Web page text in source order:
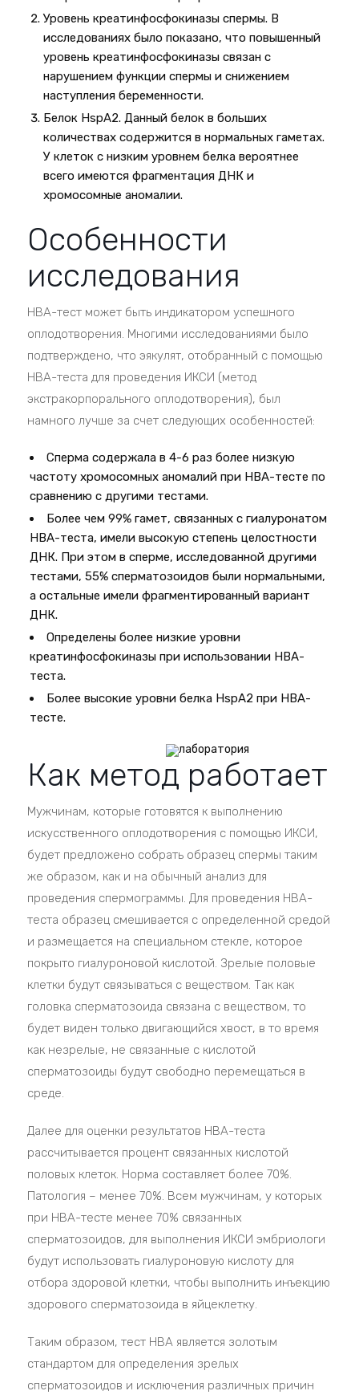
Уровень креатинфосфокиназы спермы. В
исследованиях было показано, что повышенный
уровень креатинфосфокиназы связан с
нарушением функции спермы и снижением
наступления беременности.
Белок HspA2. Данный белок в больших
количествах содержится в нормальных гаметах.
У клеток с низким уровнем белка вероятнее
всего имеются фрагментация ДНК и
хромосомные аномалии.
Особенности
исследования
HBA-тест может быть индикатором успешного
оплодотворения. Многими исследованиями было
подтверждено, что эякулят, отобранный с помощью
HBA-теста для проведения ИКСИ (метод
экстракорпорального оплодотворения), был
намного лучше за счет следующих особенностей:
Сперма содержала в 4-6 раз более низкую
частоту хромосомных аномалий при HBA-тесте по
сравнению с другими тестами.
Более чем 99% гамет, связанных с гиалуронатом
HBA-теста, имели высокую степень целостности
ДНК. При этом в сперме, исследованной другими
тестами, 55% сперматозоидов были нормальными,
а остальные имели фрагментированный вариант
ДНК.
Определены более низкие уровни
креатинфосфокиназы при использовании HBA-
теста.
Более высокие уровни белка HspA2 при HBA-
тесте.
Как метод работает
Мужчинам, которые готовятся к выполнению
искусственного оплодотворения с помощью ИКСИ,
будет предложено собрать образец спермы таким
же образом, как и на обычный анализ для
проведения спермограммы. Для проведения HBA-
теста образец смешивается с определенной средой
и размещается на специальном стекле, которое
покрыто гиалуроновой кислотой. Зрелые половые
клетки будут связываться с веществом. Так как
головка сперматозоида связана с веществом, то
будет виден только двигающийся хвост, в то время
как незрелые, не связанные с кислотой
сперматозоиды будут свободно перемещаться в
среде.
Далее для оценки результатов HBA-теста
рассчитывается процент связанных кислотой
половых клеток. Норма составляет более 70%.
Патология – менее 70%. Всем мужчинам, у которых
при HBA-тесте менее 70% связанных
сперматозоидов, для выполнения ИКСИ эмбриологи
будут использовать гиалуроновую кислоту для
отбора здоровой клетки, чтобы выполнить инъекцию
здорового сперматозоида в яйцеклетку.
Таким образом, тест HBA является золотым
стандартом для определения зрелых
сперматозоидов и исключения различных причин